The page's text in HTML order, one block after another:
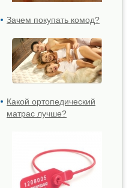
Зачем покупать комод?
Какой ортопедический
матрас лучше?